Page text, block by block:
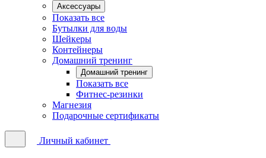
Аксессуары
Показать все
Бутылки для воды
Шейкеры
Контейнеры
Домашний тренинг
Домашний тренинг
Показать все
Фитнес-резинки
Магнезия
Подарочные сертификаты
Личный кабинет